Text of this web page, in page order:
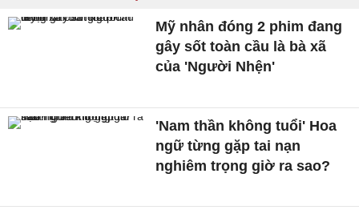
Mỹ nhân đóng 2 phim đang
gây sốt toàn cầu là bà xã
của 'Người Nhện'
'Nam thần không tuổi' Hoa
ngữ từng gặp tai nạn
nghiêm trọng giờ ra sao?